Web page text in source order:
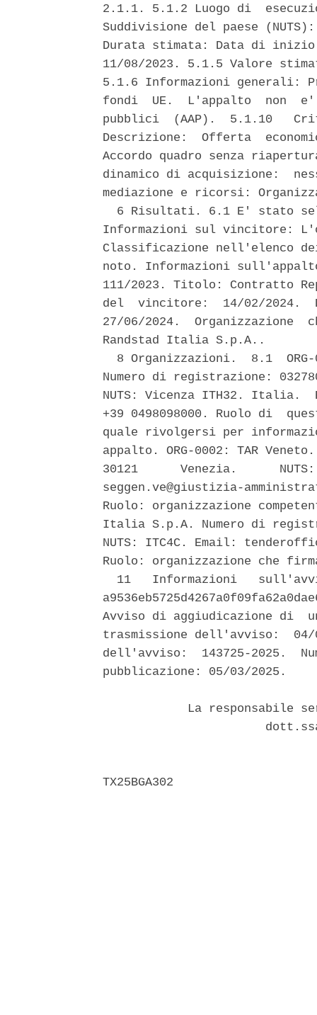
2.1.1. 5.1.2 Luogo di
Suddivisione del paese
Durata stimata: Data di
11/08/2023. 5.1.5 Valore
5.1.6 Informazioni generali:
fondi  UE.  L'appalto  non
pubblici  (AAP).  5.1.10
Descrizione:  Offerta
Accordo quadro senza
dinamico di acquisizione:
mediazione e ricorsi:
6 Risultati. 6.1 E' stato
Informazioni sul vincitore:
Classificazione nell'elenco
noto. Informazioni
111/2023. Titolo: Contratto
del  vincitore:  14/02/2024.
27/06/2024.
Randstad Italia S.p.A..
8 Organizzazioni.  8.1
Numero di registrazione:
NUTS: Vicenza ITH32.
+39 0498098000. Ruolo di
quale rivolgersi per
appalto. ORG-0002: TAR
30121      Venezia.
seggen.ve@giustizia-
Ruolo: organizzazione
Italia S.p.A. Numero di
NUTS: ITC4C. Email:
Ruolo: organizzazione che
11   Informazioni
Avviso di aggiudicazione di
trasmissione dell'avviso:  04/
dell'avviso:  143725-2025.
pubblicazione: 05/03/2025.
La responsabile